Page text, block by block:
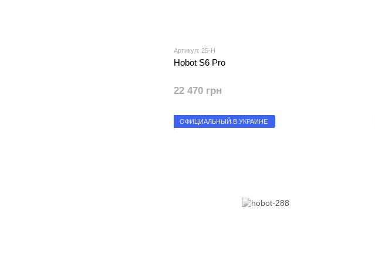
Артикул: 25-H
Hobot S6 Pro
22 470 грн
ОФИЦИАЛЬНЫЙ В УКРАИНЕ